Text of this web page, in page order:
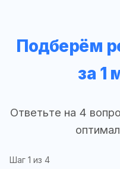
Подберём
за 1
Ответьте на 4
Шаг 1 из 4